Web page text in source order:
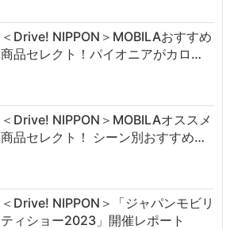
＜Drive! NIPPON＞MOBILAおすすめ
商品セレクト！パイオニアがカロ…
＜Drive! NIPPON＞MOBILAオススメ
商品セレクト！ シーン別おすすめ…
＜Drive! NIPPON＞「ジャパンモビリ
ティショー2023」開催レポート